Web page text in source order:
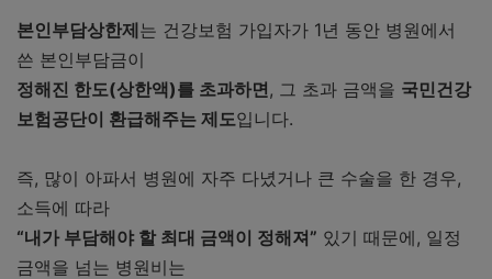
📂 핵심 요약 정리표
본인부담상한제는 건강보험 가입자가 1년 동안 병원에서
쓴 본인부담금이
정해진 한도(상한액)를 초과하면 , 그 초과 금액을 국민건강
보험공단이 환급해주는 제도입니다.
즉, 많이 아파서 병원에 자주 다녔거나 큰 수술을 한 경우,
소득에 따라
“내가 부담해야 할 최대 금액이 정해져” 있기 때문에, 일정
금액을 넘는 병원비는